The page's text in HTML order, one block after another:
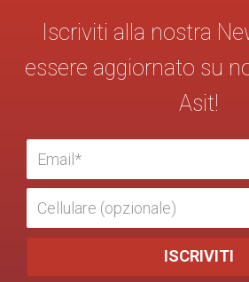
Iscriviti alla nostra
essere aggiornato su
Asit!